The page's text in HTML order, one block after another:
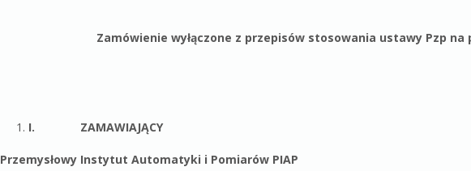
Zamówienie wyłączone z przepisów stosowania ustawy Pzp
I. ZAMAWIAJĄCY
Przemysłowy Instytut Automatyki i Pomiarów PIAP